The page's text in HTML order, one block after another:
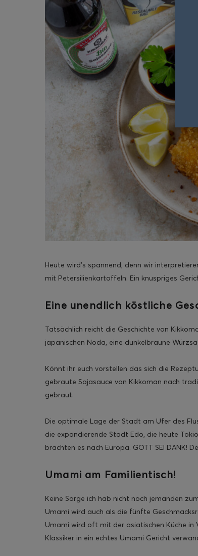
Heute wird’s spannend, denn wir
mit Petersilienkartoffeln. Ein knuspriges
Eine unendlich köstliche
Tatsächlich reicht die Geschichte von
japanischen Noda, eine dunkelbraune
Könnt ihr euch vorstellen das sich die
gebraute Sojasauce von Kikkoman nach
gebraut.
Die optimale Lage der Stadt am Ufer des
die expandierende Stadt Edo, die heute
brachten es nach Europa. GOTT SEI DANK!
Umami am Familientisch!
Keine Sorge ich hab nicht noch jemanden
Umami wird auch als die fünfte
Umami wird oft mit der asiatischen Küche in
Klassiker in ein echtes Umami Gericht